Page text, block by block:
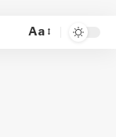
Aa